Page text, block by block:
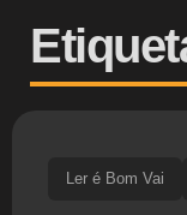
Ler é Bom Vai